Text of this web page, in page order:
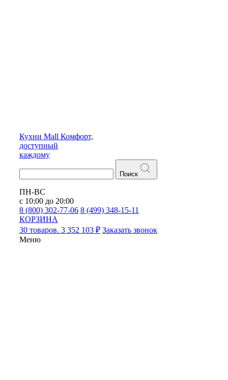
Кухни Mall Комфорт,
доступный
каждому
Поиск
ПН-ВС
с 10:00 до 20:00
8 (800) 302-77-06 8 (499) 348-15-11
КОРЗИНА
30 товаров. 3 352 103 ₽ Заказать звонок
Меню